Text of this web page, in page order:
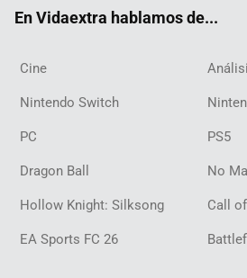
En Vidaextra hablamos de...
Cine
Nintendo Switch
PC PS5
Dragon Ball No
Hollow Knight: Silksong Call
EA Sports FC 26